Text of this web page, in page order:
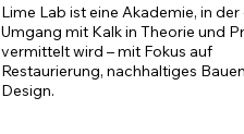
Lime Lab ist eine Akademie, in der
Umgang mit Kalk in Theorie und
vermittelt wird – mit Fokus auf
Restaurierung, nachhaltiges
Design.